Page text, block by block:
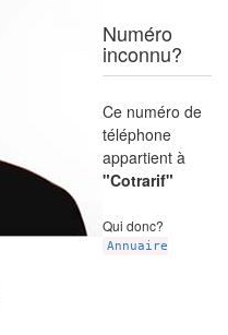
Numéro
inconnu?
Ce numéro de
téléphone
appartient à
"Cotrarif"
Qui donc?
Annuaire